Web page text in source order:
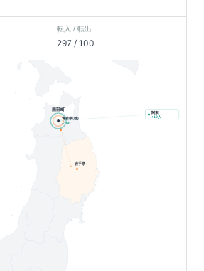
転入 / 転出
297 / 100
青森県(他)
+180
岩手県
-2
南部町
関東
+19人